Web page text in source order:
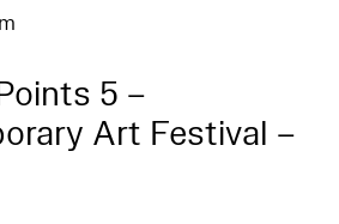
5 –
Art Festival –